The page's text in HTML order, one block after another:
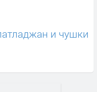
и чушки